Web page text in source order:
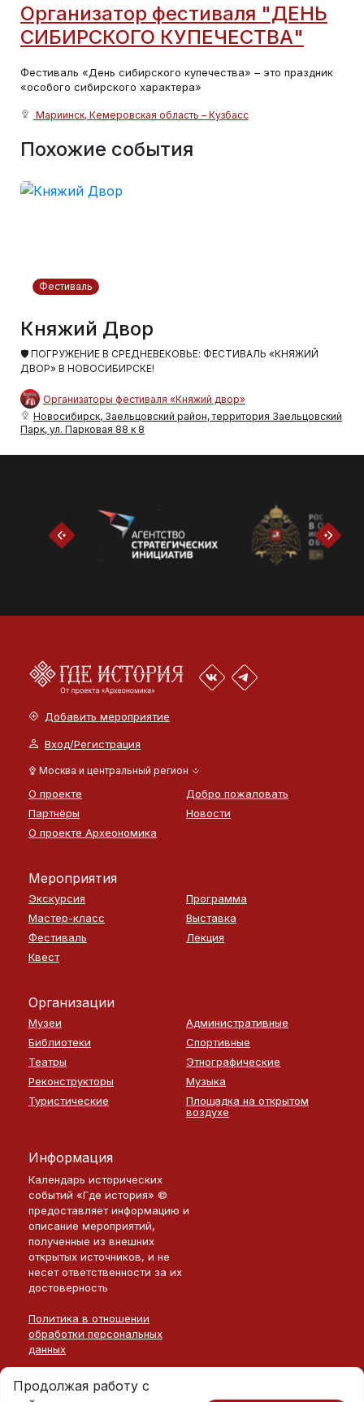
Организатор фестиваля "ДЕНЬ
СИБИРСКОГО КУПЕЧЕСТВА"
Фестиваль «День сибирского купечества» – это праздник
«особого сибирского характера»
Мариинск, Кемеровская область – Кузбасс
Похожие события
Фестиваль
Княжий Двор
🛡 ПОГРУЖЕНИЕ В СРЕДНЕВЕКОВЬЕ: ФЕСТИВАЛЬ «КНЯЖИЙ
ДВОР» В НОВОСИБИРСКЕ!
Организаторы фестиваля «Княжий двор»
Новосибирск, Заельцовский район, территория Заельцовский
Парк, ул. Парковая 88 к 8
Добавить мероприятие
Вход/Регистрация
Москва и центральный регион
О проекте
Добро пожаловать
Партнёры
Новости
О проекте Археономика
Мероприятия
Экскурсия
Программа
Мастер-класс
Выставка
Фестиваль
Лекция
Квест
Организации
Музеи
Административные
Библиотеки
Спортивные
Театры
Этнографические
Реконструкторы
Музыка
Туристические
Площадка на открытом
воздухе
Информация
Календарь исторических
событий «Где история» ©
предоставляет информацию и
описание мероприятий,
полученные из внешних
открытых источников, и не
несет ответственности за их
достоверность
Политика в отношении
обработки персональных
данных
Продолжая работу с